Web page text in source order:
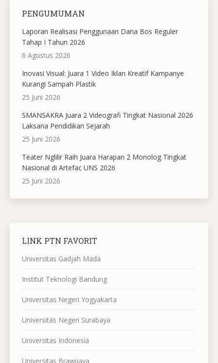
PENGUMUMAN
Laporan Realisasi Penggunaan Dana Bos Reguler
Tahap I Tahun 2026
6 Agustus 2026
Inovasi Visual: Juara 1 Video Iklan Kreatif Kampanye
Kurangi Sampah Plastik
25 Juni 2026
SMANSAKRA Juara 2 Videografi Tingkat Nasional 2026
Laksana Pendidikan Sejarah
25 Juni 2026
Teater Nglilir Raih Juara Harapan 2 Monolog Tingkat
Nasional di Artefac UNS 2026
25 Juni 2026
LINK PTN FAVORIT
Universitas Gadjah Mada
Institut Teknologi Bandung
Universitas Negeri Yogyakarta
Universitas Negeri Surabaya
Universitas Indonesia
Universitas Brawijaya